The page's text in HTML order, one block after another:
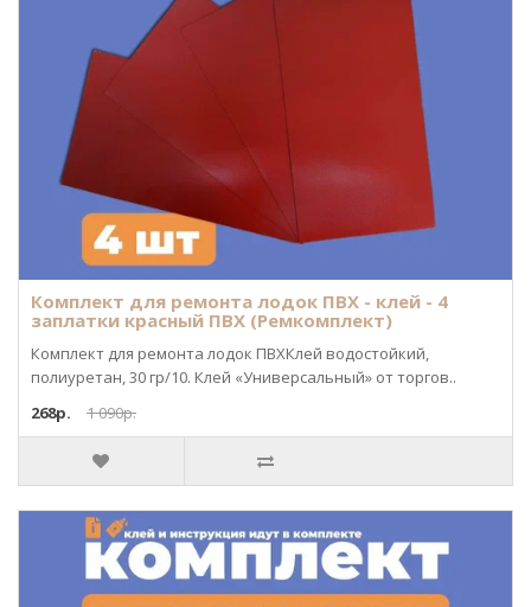
Комплект для ремонта лодок ПВХ - клей - 4
заплатки красный ПВХ (Ремкомплект)
Комплект для ремонта лодок ПВХКлей водостойкий,
полиуретан, 30 гр/10. Клей «Универсальный» от торгов..
268р.
1 090р.